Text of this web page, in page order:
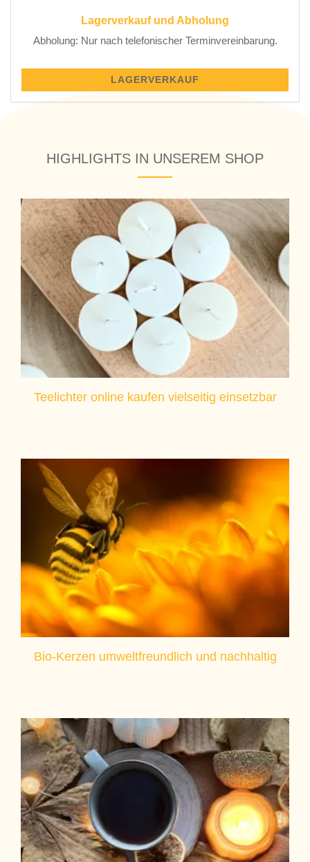
Lagerverkauf und Abholung
Abholung: Nur nach telefonischer Terminvereinbarung.
LAGERVERKAUF
HIGHLIGHTS IN UNSEREM SHOP
Teelichter online kaufen vielseitig einsetzbar
Bio-Kerzen umweltfreundlich und nachhaltig